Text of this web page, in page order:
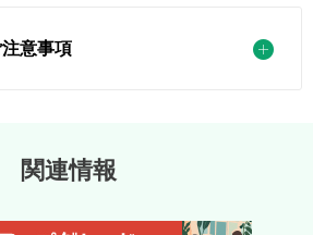
意事項
関連情報